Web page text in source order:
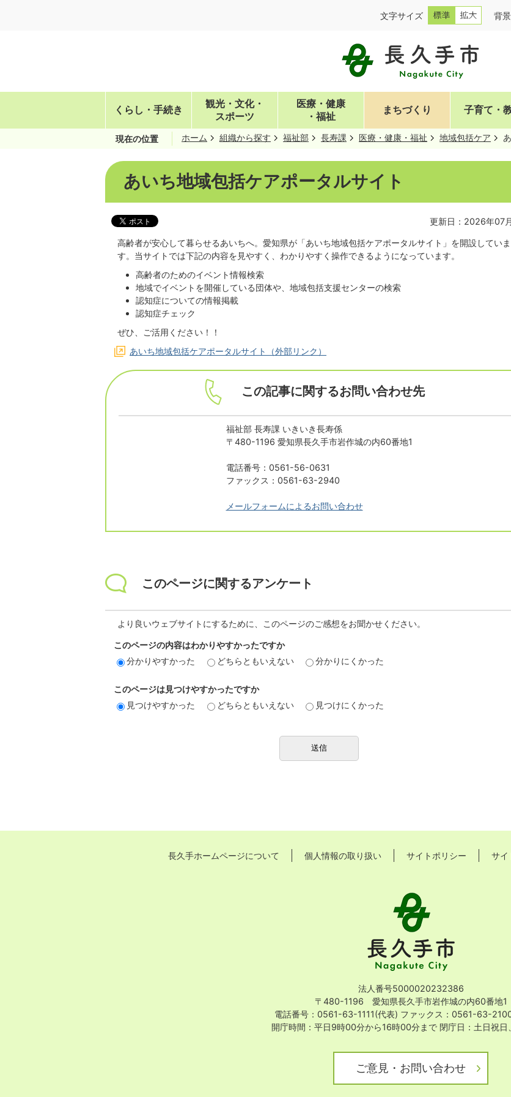
文字サイズ 背
くらし・手続き
観光・文化・
スポーツ
医療・健康
・福祉
まちづくり 子育て・
現在の位置 ホーム 組織から探す 福祉部 長寿課 医療・健康・福祉 地域包括ケア
あいち地域包括ケアポータルサイト
更新日：2026年07
高齢者が安心して暮らせるあいちへ。愛知県が「あいち地域包括ケアポータルサイト」を開設していま
す。当サイトでは下記の内容を見やすく、わかりやすく操作できるようになっています。
高齢者のためのイベント情報検索
地域でイベントを開催している団体や、地域包括支援センターの検索
認知症についての情報掲載
認知症チェック
ぜひ、ご活用ください！！
あいち地域包括ケアポータルサイト（外部リンク）
この記事に関するお問い合わせ先
福祉部 長寿課 いきいき長寿係
〒480-1196 愛知県長久手市岩作城の内60番地1
電話番号：0561-56-0631
ファックス：0561-63-2940
メールフォームによるお問い合わせ
このページに関するアンケート
より良いウェブサイトにするために、このページのご感想をお聞かせください。
このページの内容はわかりやすかったですか
分かりやすかった
どちらともいえない 分かりにくかった
このページは見つけやすかったですか
見つけやすかった
どちらともいえない 見つけにくかった
長久手ホームページについて 個人情報の取り扱い サイトポリシー サイ
Nagakute
City
法人番号5000020232386
〒480-1196 愛知県長久手市岩作城の内60番地1
電話番号：0561-63-1111(代表) ファックス：0561-63-2100
開庁時間：平日9時00分から16時00分まで 閉庁日：土日祝日
ご意見・お問い合わせ